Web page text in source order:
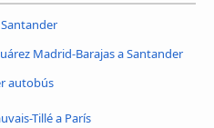
Madrid-Barajas a Santander
autobús
Tillé a París